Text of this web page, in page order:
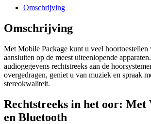
Omschrijving
Omschrijving
Met Mobile Package kunt u veel
aansluiten op de meest uiteenlopende
audiogegevens rechtstreeks aan de
overgedragen, geniet u van muziek en spraak
stereokwaliteit.
Rechtstreeks in het oor: Met
en Bluetooth